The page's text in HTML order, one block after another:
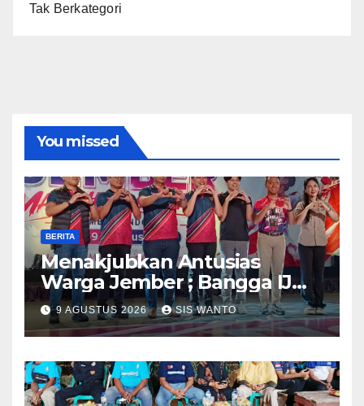
Tak Berkategori
You missed
BERITA
Menakjubkan Antusias
Warga Jember ; Bangga IJMC
Sangat Luar Biasa
9 AGUSTUS 2026 SIS WANTO